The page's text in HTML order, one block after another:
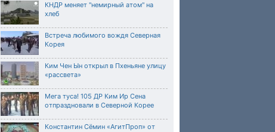
КНДР меняет "немирный атом" на
хлеб
Встреча любимого вождя Северная
Корея
Ким Чен Ын открыл в Пхеньяне улицу
«рассвета»
Мега туса! 105 ДР Ким Ир Сена
отпраздновали в Северной Корее
Константин Сёмин «АгитПроп» от